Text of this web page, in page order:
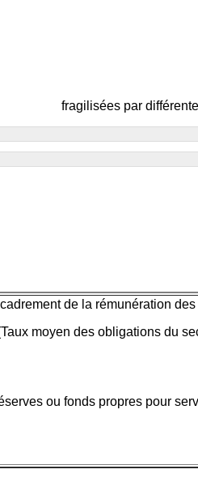
fragilisées par
de la rémunération
moyen des obligations du
ou fonds propres pour